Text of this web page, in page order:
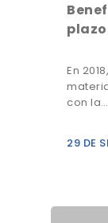
En
con la…
29 DE